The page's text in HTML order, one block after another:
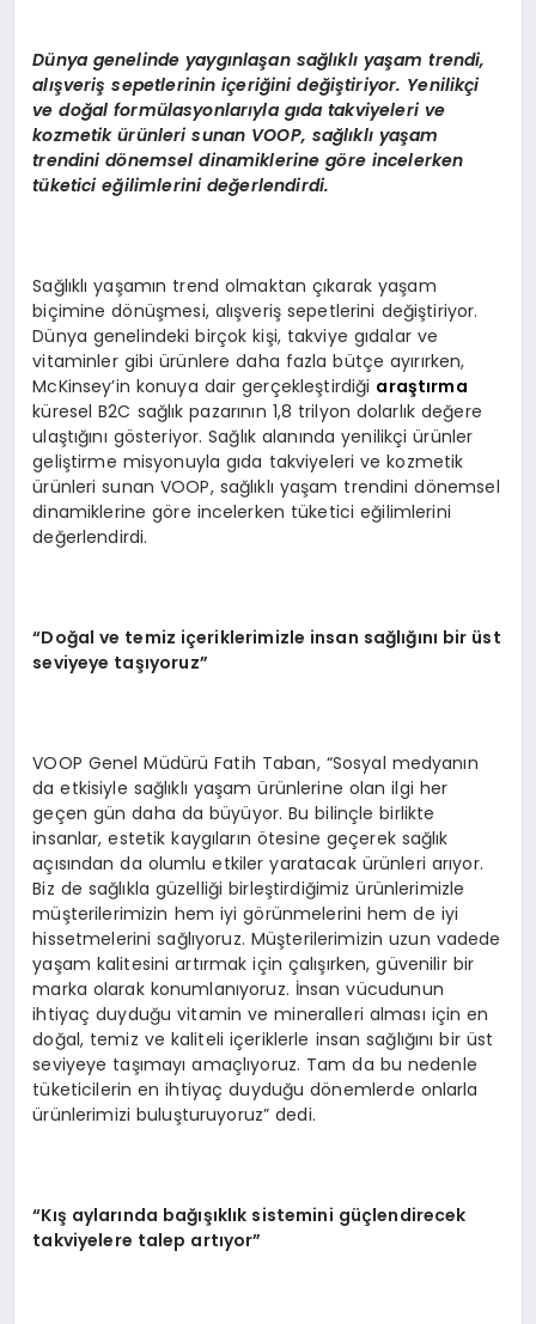
Dünya genelinde yaygınlaşan sağlıklı yaşam trendi,
alışveriş sepetlerinin içeriğini değiştiriyor. Yenilikçi
ve doğal formülasyonlarıyla gıda takviyeleri ve
kozmetik ürünleri sunan VOOP, sağlıklı yaşam
trendini dönemsel dinamiklerine göre incelerken
tüketici eğilimlerini değerlendirdi.
Sağlıklı yaşamın trend olmaktan çıkarak yaşam
biçimine dönüşmesi, alışveriş sepetlerini değiştiriyor.
Dünya genelindeki birçok kişi, takviye gıdalar ve
vitaminler gibi ürünlere daha fazla bütçe ayırırken,
McKinsey’in konuya dair gerçekleştirdiği araştırma
küresel B2C sağlık pazarının 1,8 trilyon dolarlık değere
ulaştığını gösteriyor. Sağlık alanında yenilikçi ürünler
geliştirme misyonuyla gıda takviyeleri ve kozmetik
ürünleri sunan VOOP, sağlıklı yaşam trendini dönemsel
dinamiklerine göre incelerken tüketici eğilimlerini
değerlendirdi.
“Doğal ve temiz içeriklerimizle insan sağlığını bir üst
seviyeye taşıyoruz”
VOOP Genel Müdürü Fatih Taban, “Sosyal medyanın
da etkisiyle sağlıklı yaşam ürünlerine olan ilgi her
geçen gün daha da büyüyor. Bu bilinçle birlikte
insanlar, estetik kaygıların ötesine geçerek sağlık
açısından da olumlu etkiler yaratacak ürünleri arıyor.
Biz de sağlıkla güzelliği birleştirdiğimiz ürünlerimizle
müşterilerimizin hem iyi görünmelerini hem de iyi
hissetmelerini sağlıyoruz. Müşterilerimizin uzun vadede
yaşam kalitesini artırmak için çalışırken, güvenilir bir
marka olarak konumlanıyoruz. İnsan vücudunun
ihtiyaç duyduğu vitamin ve mineralleri alması için en
doğal, temiz ve kaliteli içeriklerle insan sağlığını bir üst
seviyeye taşımayı amaçlıyoruz. Tam da bu nedenle
tüketicilerin en ihtiyaç duyduğu dönemlerde onlarla
ürünlerimizi buluşturuyoruz” dedi.
“Kış aylarında bağışıklık sistemini güçlendirecek
takviyelere talep artıyor”